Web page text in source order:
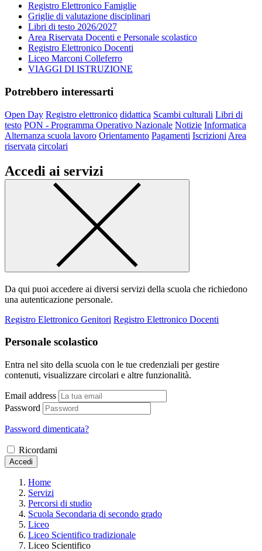
Registro Elettronico Famiglie
Griglie di valutazione disciplinari
Libri di testo 2026/2027
Area Riservata Docenti e Personale scolastico
Registro Elettronico Docenti
Liceo Marconi Colleferro
VIAGGI DI ISTRUZIONE
Potrebbero interessarti
Open Day Registro elettronico didattica Scambi culturali Libri di
testo PON - Programma Operativo Nazionale Notizie Informatica
Alternanza scuola lavoro Orientamento Pagamenti Iscrizioni Area
riservata circolari
Accedi ai servizi
Da qui puoi accedere ai diversi servizi della scuola che richiedono
una autenticazione personale.
Registro Elettronico Genitori Registro Elettronico Docenti
Personale scolastico
Entra nel sito della scuola con le tue credenziali per gestire
contenuti, visualizzare circolari e altre funzionalità.
Email address
Password
Password dimenticata?
Ricordami
Accedi
Home
Servizi
Percorsi di studio
Scuola Secondaria di secondo grado
Liceo
Liceo Scientifico tradizionale
Liceo Scientifico